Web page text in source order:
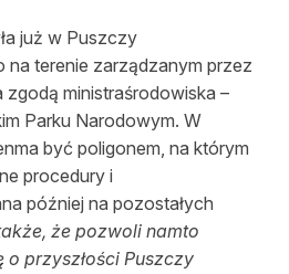
już w Puszczy
na terenie zarządzanym przez
zgodą ministraśrodowiska –
Parku Narodowym. W
być poligonem, na którym
procedury i
później na pozostałych
że pozwoli namto
przyszłości Puszczy